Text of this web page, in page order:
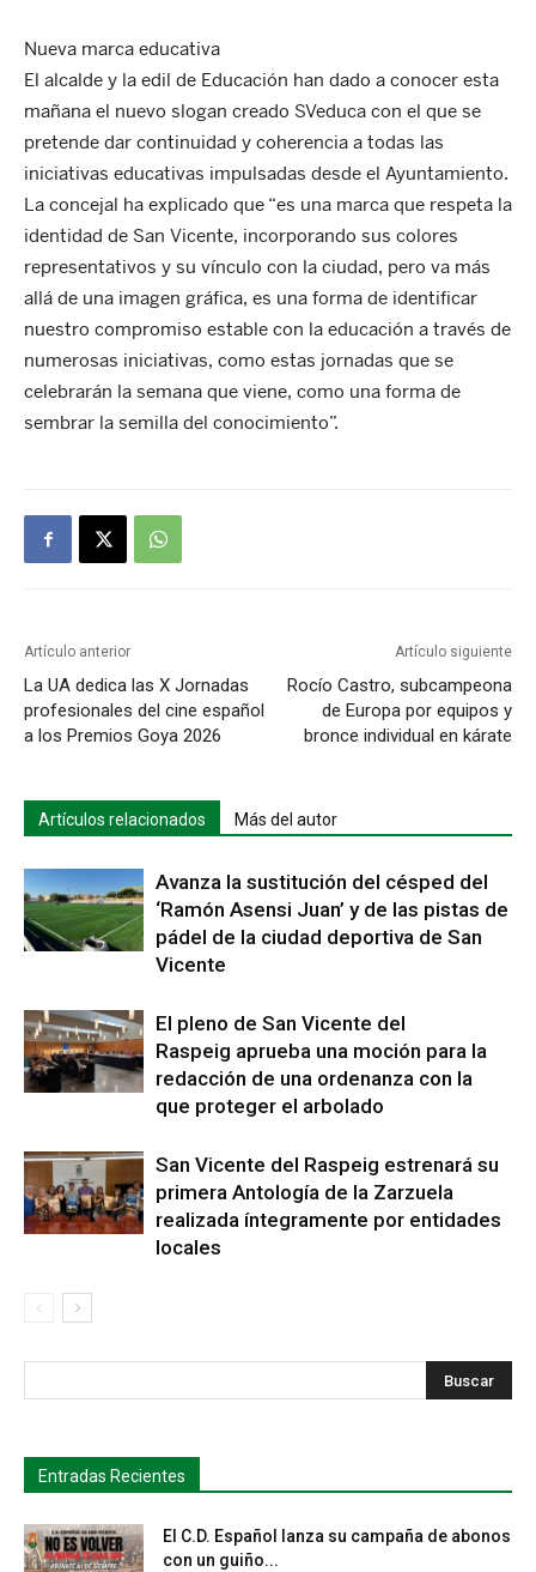
Nueva marca educativa
El alcalde y la edil de Educación han dado a conocer esta
mañana el nuevo slogan creado SVeduca con el que se
pretende dar continuidad y coherencia a todas las
iniciativas educativas impulsadas desde el Ayuntamiento.
La concejal ha explicado que “es una marca que respeta la
identidad de San Vicente, incorporando sus colores
representativos y su vínculo con la ciudad, pero va más
allá de una imagen gráfica, es una forma de identificar
nuestro compromiso estable con la educación a través de
numerosas iniciativas, como estas jornadas que se
celebrarán la semana que viene, como una forma de
sembrar la semilla del conocimiento”.
Artículo anterior
La UA dedica las X Jornadas
profesionales del cine español
a los Premios Goya 2026
Artículo siguiente
Rocío Castro, subcampeona
de Europa por equipos y
bronce individual en kárate
Artículos relacionados Más del autor
Avanza la sustitución del césped del
‘Ramón Asensi Juan’ y de las pistas de
pádel de la ciudad deportiva de San
Vicente
El pleno de San Vicente del
Raspeig aprueba una moción para la
redacción de una ordenanza con la
que proteger el arbolado
San Vicente del Raspeig estrenará su
primera Antología de la Zarzuela
realizada íntegramente por entidades
locales
Entradas Recientes
El C.D. Español lanza su campaña de abonos
con un guiño...